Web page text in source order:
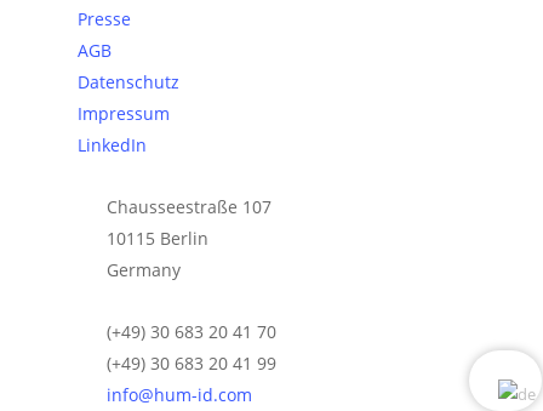
Presse
AGB
Datenschutz
Impressum
LinkedIn
Chausseestraße 107
10115 Berlin
Germany
(+49) 30 683 20 41 70
(+49) 30 683 20 41 99
info@hum-id.com